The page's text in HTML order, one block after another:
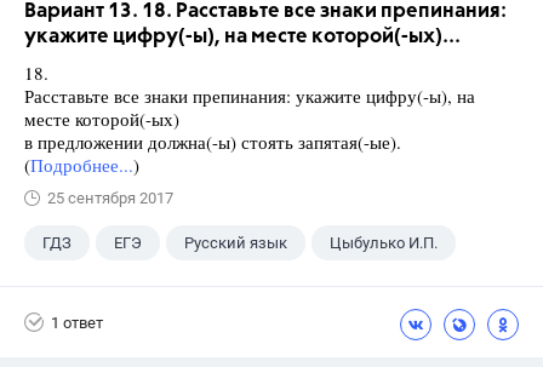
Вариант 13. 18. Расставьте все знаки препинания:
укажите цифру(-ы), на месте которой(-ых)...
18.
Расставьте все знаки препинания: укажите цифру(-ы), на
месте которой(-ых)
в предложении должна(-ы) стоять запятая(-ые).
(Подробнее...)
25 сентября 2017
ГДЗ ЕГЭ Русский язык Цыбулько И.П.
1 ответ